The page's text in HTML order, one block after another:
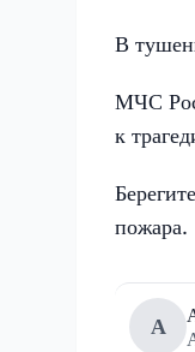
В
МЧС
к
пожара.
А